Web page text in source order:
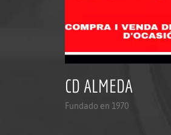
CD ALMEDA
Fundado en 1970